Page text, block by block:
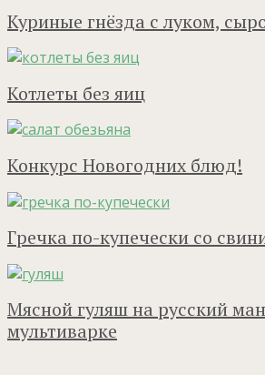
Куриные гнёзда с луком,
Котлеты без яиц
Конкурс Новогодних блюд!
Гречка по-купечески со
Мясной гуляш на русский
мультиварке